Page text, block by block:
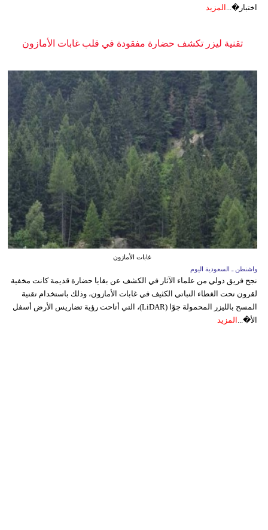
اختبار�... المزيد
تقنية ليزر تكشف حضارة مفقودة في قلب غابات الأمازون
غابات الأمازون
واشنطن ـ السعودية اليوم
نجح فريق دولي من علماء الآثار في الكشف عن بقايا حضارة قديمة كانت مخفية
لقرون تحت الغطاء النباتي الكثيف في غابات الأمازون، وذلك باستخدام تقنية
المسح بالليزر المحمولة جوًا (LiDAR)، التي أتاحت رؤية تضاريس الأرض أسفل
الأ�... المزيد